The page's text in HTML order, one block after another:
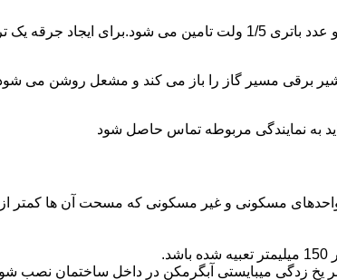
مسیر گاز را باز می کند و مشعل روشن می
به نمایندگی مربوطه تماس حاصل شود
زدگی میبایستی آبگرمکن در داخل ساختمان نصب